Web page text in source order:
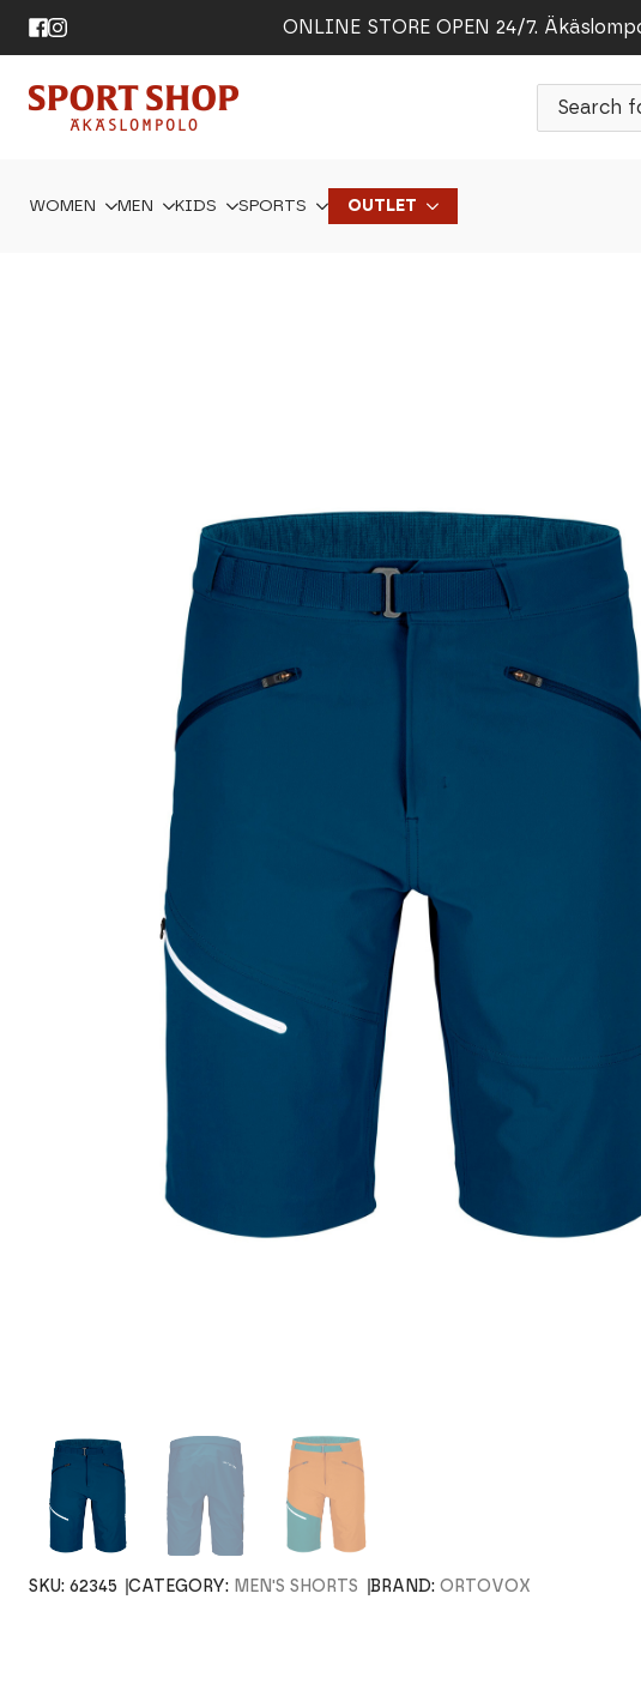
ONLINE STORE OPEN 24/7.
Products
search
WOMEN MEN KIDS SPORTS OUTLET
SKU: 62345 CATEGORY: MEN'S SHORTS BRAND: ORTOVOX